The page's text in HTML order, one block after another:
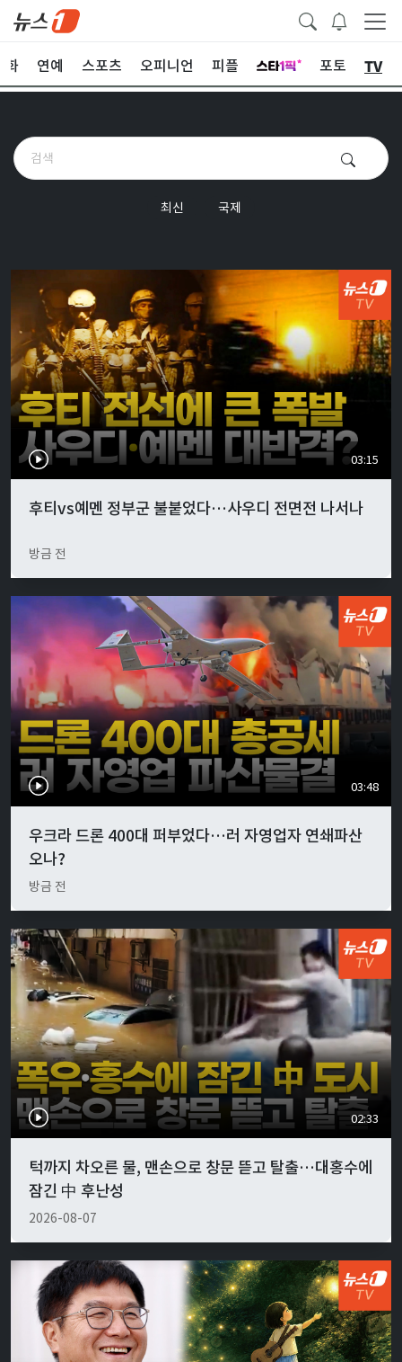
화 연예 스포츠 오피니언 피플 포토 TV
최신 국제
03:15
후티vs예멘 정부군 불붙었다…사우디 전면전 나서나
방금 전
03:48
우크라 드론 400대 퍼부었다…러 자영업자 연쇄파산
오나?
방금 전
02:33
턱까지 차오른 물, 맨손으로 창문 뜯고 탈출…대홍수에
잠긴 中 후난성
2026-08-07